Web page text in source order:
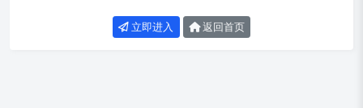
立即进入 返回首页